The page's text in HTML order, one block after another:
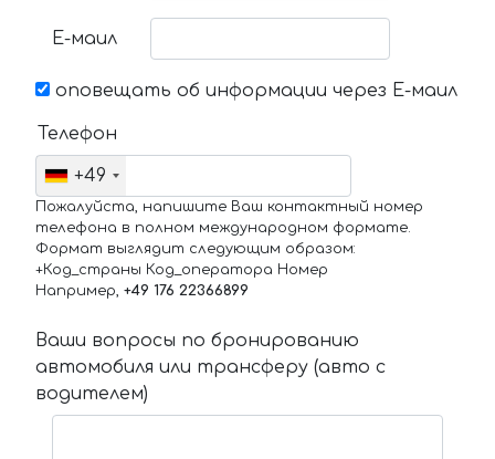
Е-маил
оповещать об информации через Е-маил
Телефон
+49
Пожалуйста, напишите Ваш контактный номер
телефона в полном международном формате.
Формат выглядит следующим образом:
+Код_страны Код_оператора Номер
Например, +49 176 22366899
Ваши вопросы по бронированию
автомобиля или трансферу (авто с
водителем)